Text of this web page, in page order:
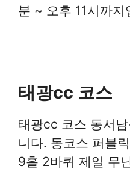
분 ~ 오후 11시까지
태광cc 코스
태광cc 코스 동서
니다. 동코스 퍼블
9홀 2바퀴 제일 무